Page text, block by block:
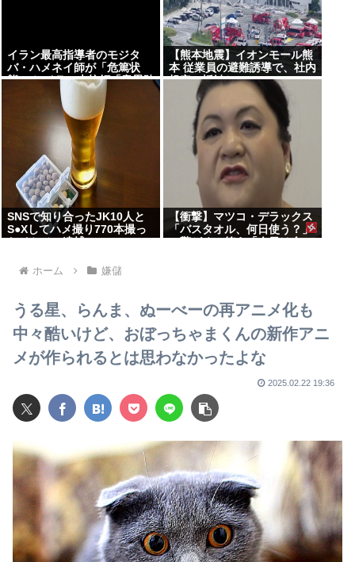
イラン最高指導者のモジタ
バ・ハメネイ師が「危篤状
態」？ イラン大統領「意思疎
通はかなり難しい」
【熊本地震】イオンモール熊
本 従業員の避難誘導で、社内
規定に抵触か
SNSで知り合ったJK10人と
S●Xしてハメ撮り770本撮っ
たイケメン逮捕www
【衝撃】マツコ・デラックス
「バスタオル、何日使う？」
に驚がくの答え「今日は全
ホーム
嫌儲
うる星、らんま、ぬーべーの再アニメ化も
中々酷いけど、おぼっちゃまくんの新作アニ
メが作られるとは思わなかったよな
2025.02.22 19:36